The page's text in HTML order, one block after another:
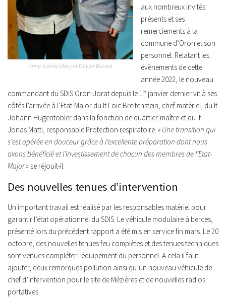
Anne-Cécile Uldry et Olivier Burnat
aux nombreux invités
présents et ses
remerciements à la
commune d’Oron et son
personnel. Relatant les
évènements de cette
année 2022, le nouveau
commandant du SDIS Oron-Jorat depuis le 1erjanvier dernier vit à ses
côtés l’arrivée à l’Etat-Major du lt Loïc Breitenstein, chef matériel, du lt
Johann Hugentobler dans la fonction de quartier-maître et du lt
Jonas Matti, responsable Protection respiratoire. « Une transition qui
s’est opérée en douceur grâce à l’excellente préparation dont nous
avons bénéficié et l’investissement de chacun des membres de l’Etat-
Major » se réjouit-il.
Des nouvelles tenues d’intervention
Un important travail est réalisé par les responsables matériel pour
garantir l’état opérationnel du SDIS. Le véhicule modulaire à berces,
présenté lors du précédent rapport a été mis en service fin mars. Le 20
octobre, des nouvelles tenues feu complètes et des tenues techniques
sont venues compléter l’équipement du personnel. A cela il faut
ajouter, deux remorques pollution ainsi qu’un nouveau véhicule de
chef d’intervention pour le site de Mézières et de nouvelles radios
portatives.